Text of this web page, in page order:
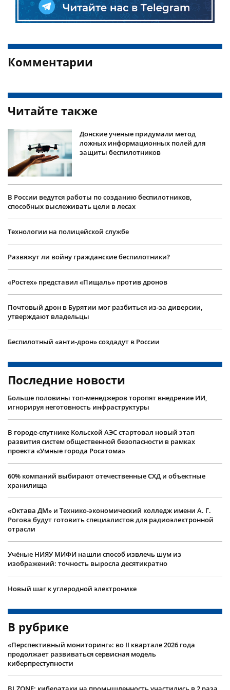
Комментарии
Читайте также
Донские ученые придумали метод
ложных информационных полей для
защиты беспилотников
В России ведутся работы по созданию беспилотников,
способных выслеживать цели в лесах
Технологии на полицейской службе
Развяжут ли войну гражданские беспилотники?
«Ростех» представил «Пищаль» против дронов
Почтовый дрон в Бурятии мог разбиться из-за диверсии,
утверждают владельцы
Беспилотный «анти-дрон» создадут в России
Последние новости
Больше половины топ-менеджеров торопят внедрение ИИ,
игнорируя неготовность инфраструктуры
В городе-спутнике Кольской АЭС стартовал новый этап
развития систем общественной безопасности в рамках
проекта «Умные города Росатома»
60% компаний выбирают отечественные СХД и объектные
хранилища
«Октава ДМ» и Технико-экономический колледж имени А. Г.
Рогова будут готовить специалистов для радиоэлектронной
отрасли
Учëные НИЯУ МИФИ нашли способ извлечь шум из
изображений: точность выросла десятикратно
Новый шаг к углеродной электронике
В рубрике
«Перспективный мониторинг»: во II квартале 2026 года
продолжает развиваться сервисная модель
киберпреступности